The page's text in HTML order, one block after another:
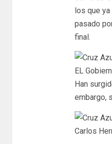
los que
pasado
final.
EL
Han
embargo,
Carlos